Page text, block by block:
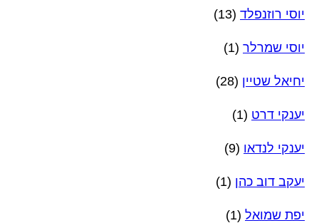
יוסי רוזנפלד (13)
יוסי שמרלר (1)
יחיאל שטיין (28)
יענקי דרט (1)
יענקי לנדאו (9)
יעקב דוב כהן (1)
יפת שמואל (1)